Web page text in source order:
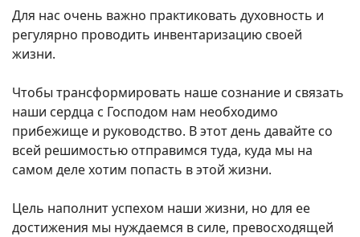
Для нас очень важно практиковать духовность и
регулярно проводить инвентаризацию своей
жизни.
Чтобы трансформировать наше сознание и связать
наши сердца с Господом нам необходимо
прибежище и руководство. В этот день давайте со
всей решимостью отправимся туда, куда мы на
самом деле хотим попасть в этой жизни.
Цель наполнит успехом наши жизни, но для ее
достижения мы нуждаемся в силе, превосходящей